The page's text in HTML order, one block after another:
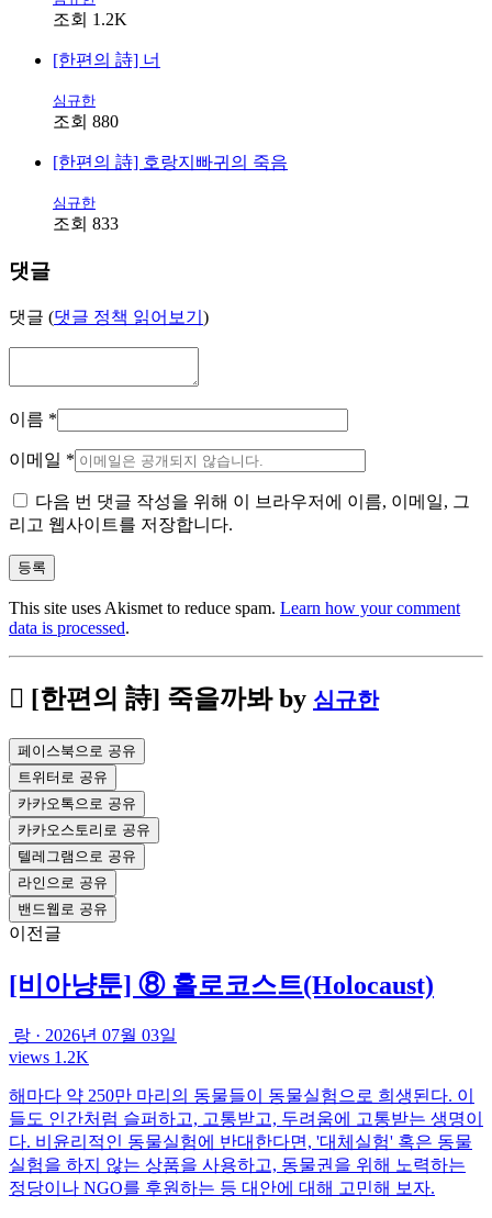
조회 1.2K
[한편의 詩] 너
심규한
조회 880
[한편의 詩] 호랑지빠귀의 죽음
심규한
조회 833
댓글
댓글 (댓글 정책 읽어보기 )
이름 *
이메일 *
다음 번 댓글 작성을 위해 이 브라우저에 이름, 이메일, 그
리고 웹사이트를 저장합니다.
This site uses Akismet to reduce spam. Learn how your comment
data is processed.
[한편의 詩] 죽을까봐by 심규한
페이스북으로 공유
트위터로 공유
카카오톡으로 공유
카카오스토리로 공유
텔레그램으로 공유
라인으로 공유
밴드웹로 공유
이전글
[비아냥툰] ⑧ 홀로코스트(Holocaust)
랑 · 2026년 07월 03일
views 1.2K
해마다 약 250만 마리의 동물들이 동물실험으로 희생된다. 이
들도 인간처럼 슬퍼하고, 고통받고, 두려움에 고통받는 생명이
다. 비윤리적인 동물실험에 반대한다면, '대체실험' 혹은 동물
실험을 하지 않는 상품을 사용하고, 동물권을 위해 노력하는
정당이나 NGO를 후원하는 등 대안에 대해 고민해 보자.